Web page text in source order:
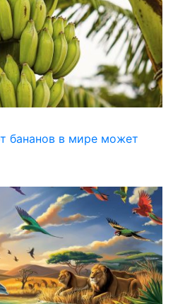
бананов в мире может